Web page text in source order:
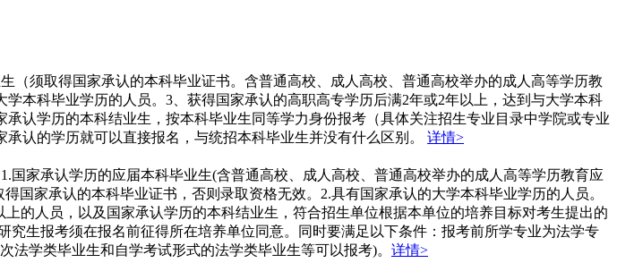
（须取得国家承认的本科毕业证书。含普通高校、成人高校、普通高校举办的成人高等学历教
本科毕业学历的人员。3、获得国家承认的高职高专学历后满2年或2年以上，达到与大学本科
认学历的本科结业生，按本科毕业生同等学力身份报考（具体关注招生专业目录中学院或专业
认的学历就可以直接报名，与统招本科毕业生并没有什么区别。 详情>
家承认学历的应届本科毕业生(含普通高校、成人高校、普通高校举办的成人高等学历教育应
国家承认的本科毕业证书，否则录取资格无效。2.具有国家承认的大学本科毕业学历的人员。
的人员，以及国家承认学历的本科结业生，符合招生单位根据本单位的培养目标对考生提出的
生报考须在报名前征得所在培养单位同意。同时要满足以下条件：报考前所学专业为法学专
学类毕业生和自学考试形式的法学类毕业生等可以报考)。 详情>